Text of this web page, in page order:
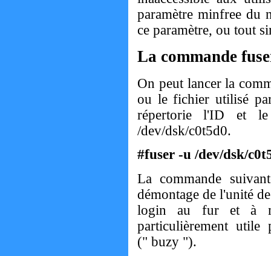
paramètre minfree du
ce paramètre, ou tout
La commande
On peut lancer la
ou le fichier utilisé
répertorie l'ID et
/dev/dsk/c0t5d0.
#fuser -u /dev/dsk/
La commande
démontage de l'unité
login au fur et à
particulièrement
(" buzy ").